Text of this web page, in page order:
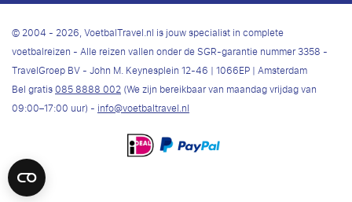
© 2004 - 2026, VoetbalTravel.nl is jouw specialist in complete
voetbalreizen - Alle reizen vallen onder de SGR-garantie nummer 3358 -
TravelGroep BV - John M. Keynesplein 12-46 | 1066EP | Amsterdam
Bel gratis085 8888 002(We zijn bereikbaar van maandag vrijdag van
09:00–17:00 uur) -info@voetbaltravel.nl